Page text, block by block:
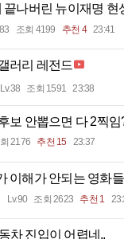
끝나버린 뉴이재명 현
조회 4199 추천 4 23:41
러리 레전드
Lv.38 조회 1591 23:38
보 안뽑으면 다 2찍임
2176 추천 15 23:37
이해가 안되는 영화
Lv.90 조회 2623 추천 1
차 진입이 어렵네..